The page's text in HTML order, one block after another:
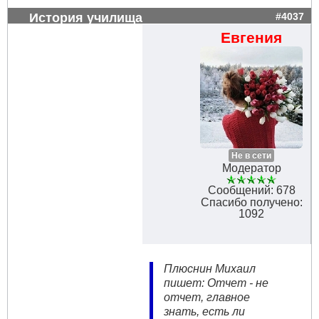
История училища #4037
Евгения
Не в сети
Модератор
Сообщений: 678
Спасибо получено:
1092
Плюснин Михаил
пишет: Отчет - не
отчет, главное
знать, есть ли